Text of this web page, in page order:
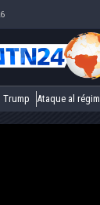
Trump Ataque al